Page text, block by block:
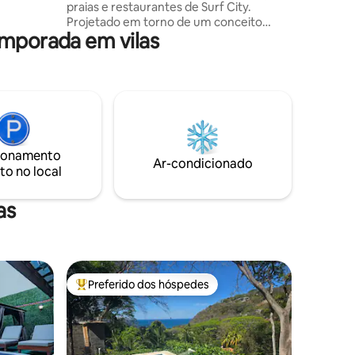
praias e restaurantes de Surf City.
Projetado em torno de um conceito
semi-aberto, este retiro totalmente
privado combina ambiente tropical,
conexão autêntica com o ambiente
natural, mantendo-se ao mesmo tempo
perto de El Tunco, El Zonte e Punta Roca.
Ideal para escapadinhas românticas,
trabalho remoto nos trópicos.
em vilas
no local
Ar-condicionado
Entre os melhores preferidos dos hóspedes
Preferido dos hóspedes